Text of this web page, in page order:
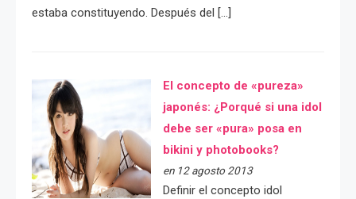
estaba constituyendo. Después del […]
El concepto de «pureza»
japonés: ¿Porqué si una idol
debe ser «pura» posa en
bikini y photobooks?
en 12 agosto 2013
Definir el concepto idol